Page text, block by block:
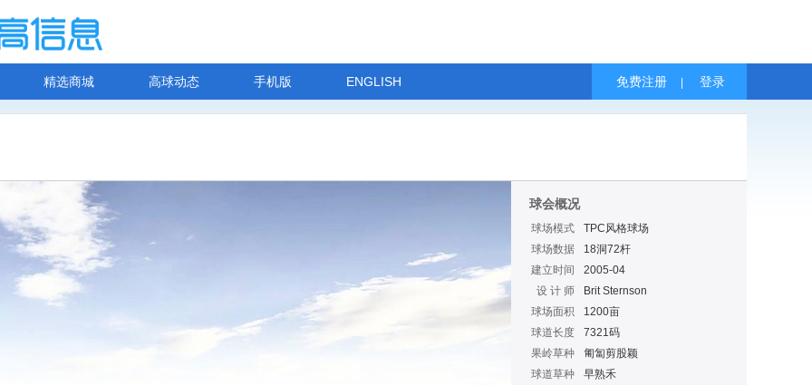
精选商城 高球动态 手机版 ENGLISH 免费注册 登录
球会概况
球场模式
TPC风格球场
球场数据
18洞72杆
建立时间
2005-04
设 计 师
Brit Sternson
球场面积
1200亩
球道长度
7321码
果岭草种
匍匐剪股颖
球道草种
早熟禾